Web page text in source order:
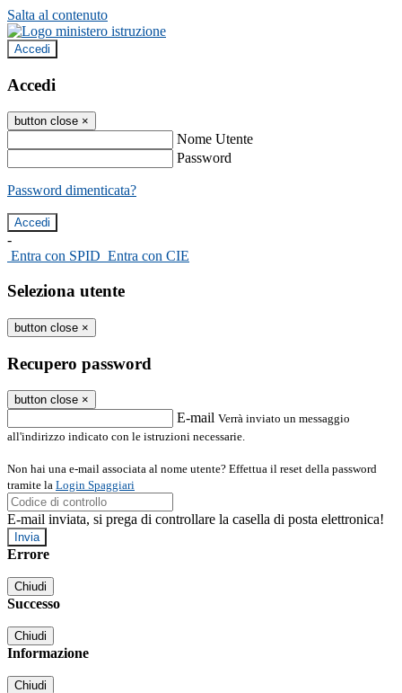
Salta al contenuto
Accedi
Accedi
button close ×
Nome Utente
Password
Password dimenticata?
-
Entra con SPID Entra con CIE
Seleziona utente
button close ×
Recupero password
button close ×
E-mail Verrà inviato un messaggio
all'indirizzo indicato con le istruzioni necessarie.
Non hai una e-mail associata al nome utente? Effettua il reset della password
tramite la Login Spaggiari
E-mail inviata, si prega di controllare la casella di posta elettronica!
Errore
Chiudi
Successo
Chiudi
Informazione
Chiudi